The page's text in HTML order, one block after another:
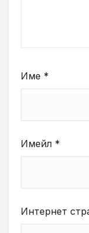
Име *
Имейл *
Интернет